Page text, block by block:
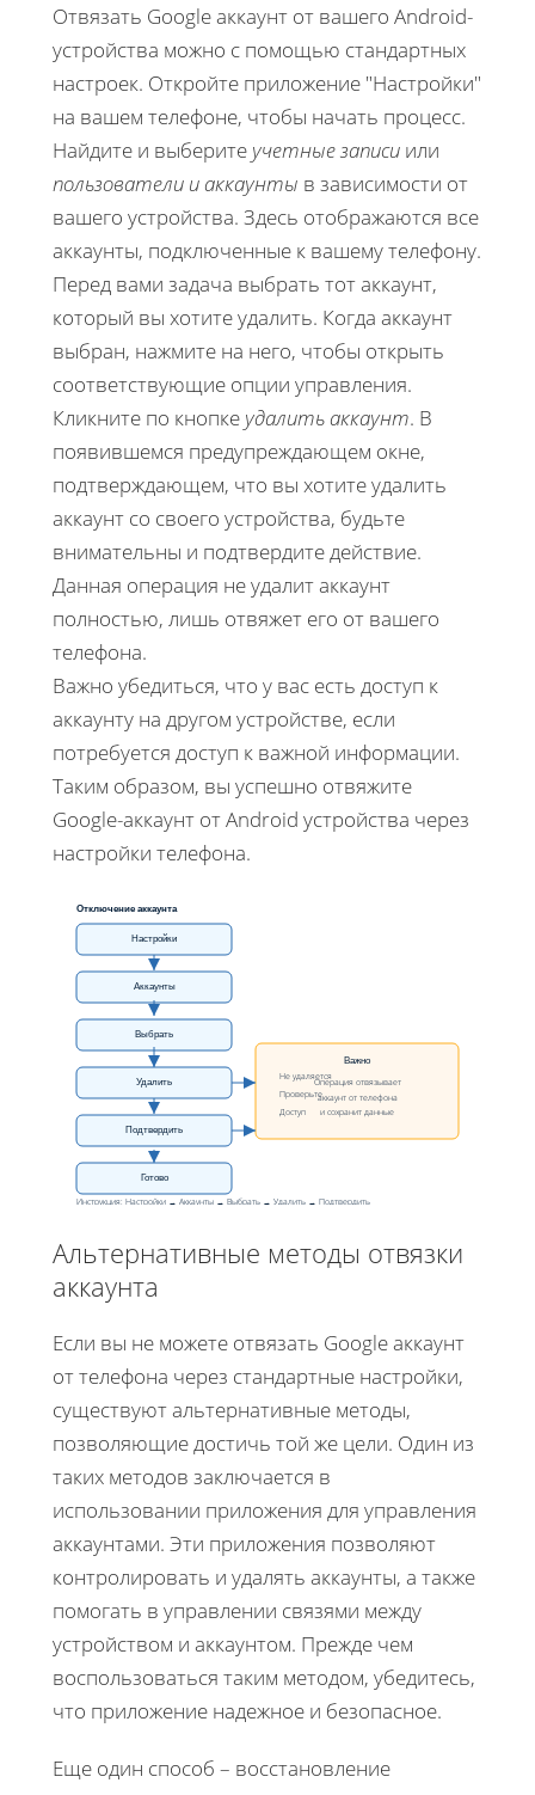
Отвязать Google аккаунт от вашего Android-
устройства можно с помощью стандартных
настроек. Откройте приложение "Настройки"
на вашем телефоне, чтобы начать процесс.
Найдите и выберите учетные записи или
пользователи и аккаунты в зависимости от
вашего устройства. Здесь отображаются все
аккаунты, подключенные к вашему телефону.
Перед вами задача выбрать тот аккаунт,
который вы хотите удалить. Когда аккаунт
выбран, нажмите на него, чтобы открыть
соответствующие опции управления.
Кликните по кнопке удалить аккаунт. В
появившемся предупреждающем окне,
подтверждающем, что вы хотите удалить
аккаунт со своего устройства, будьте
внимательны и подтвердите действие.
Данная операция не удалит аккаунт
полностью, лишь отвяжет его от вашего
телефона.
Важно убедиться, что у вас есть доступ к
аккаунту на другом устройстве, если
потребуется доступ к важной информации.
Таким образом, вы успешно отвяжите
Google-аккаунт от Android устройства через
настройки телефона.
Отключение аккаунта
Настройки
Аккаунты
Выбрать
Удалить
Подтвердить
Готово
Важно
Не удаляется
Проверьте
Доступ
Операция отвязывает
аккаунт от телефона
и сохранит данные
Инструкция: Настройки → Аккаунты → Выбрать → Удалить → Подтвердить
Альтернативные методы отвязки
аккаунта
Если вы не можете отвязать Google аккаунт
от телефона через стандартные настройки,
существуют альтернативные методы,
позволяющие достичь той же цели. Один из
таких методов заключается в
использовании приложения для управления
аккаунтами. Эти приложения позволяют
контролировать и удалять аккаунты, а также
помогать в управлении связями между
устройством и аккаунтом. Прежде чем
воспользоваться таким методом, убедитесь,
что приложение надежное и безопасное.
Еще один способ – восстановление